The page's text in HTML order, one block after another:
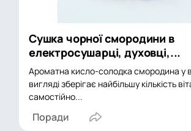
Сушка чорної смородини в
електросушарці, духовці,...
Ароматна кисло-солодка смородина у
вигляді зберігає найбільшу кількість
самостійно...
Поради